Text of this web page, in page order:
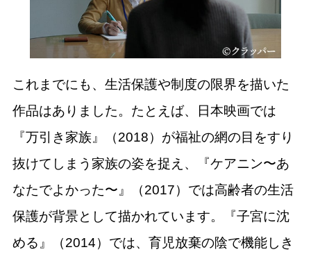
これまでにも、生活保護や制度の限界を描いた
作品はありました。たとえば、日本映画では
『万引き家族』（2018）が福祉の網の目をすり
抜けてしまう家族の姿を捉え、『ケアニン〜あ
なたでよかった〜』（2017）では高齢者の生活
保護が背景として描かれています。『子宮に沈
める』（2014）では、育児放棄の陰で機能しき